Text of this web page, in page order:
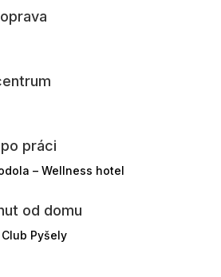
práci
– Wellness hotel
od domu
Pyšely